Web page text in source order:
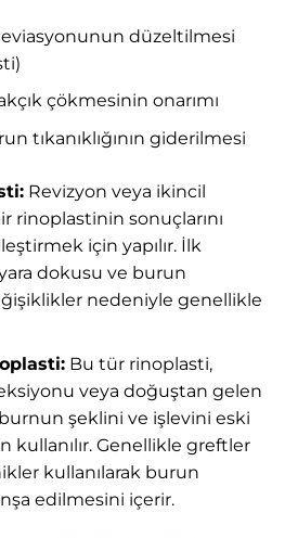
düzeltilmesi
çökmesinin onarımı
tıkanıklığının giderilmesi
Revizyon veya ikincil
rinoplastinin sonuçlarını
için yapılır. İlk
dokusu ve burun
nedeniyle genellikle
Bu tür rinoplasti,
veya doğuştan gelen
şeklini ve işlevini eski
kullanılır. Genellikle greftler
kullanılarak burun
edilmesini içerir.